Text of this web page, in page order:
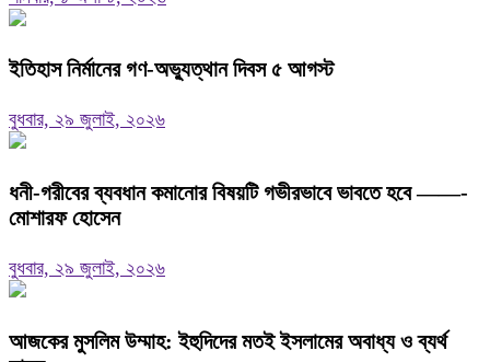
ইতিহাস নির্মানের গণ-অভ্যুত্থান দিবস ৫ আগস্ট
বুধবার, ২৯ জুলাই, ২০২৬
ধনী-গরীবের ব্যবধান কমানোর বিষয়টি গভীরভাবে ভাবতে হবে ——-
মোশারফ হোসেন
বুধবার, ২৯ জুলাই, ২০২৬
আজকের মুসলিম উম্মাহ: ইহুদিদের মতই ইসলামের অবাধ্য ও ব্যর্থ